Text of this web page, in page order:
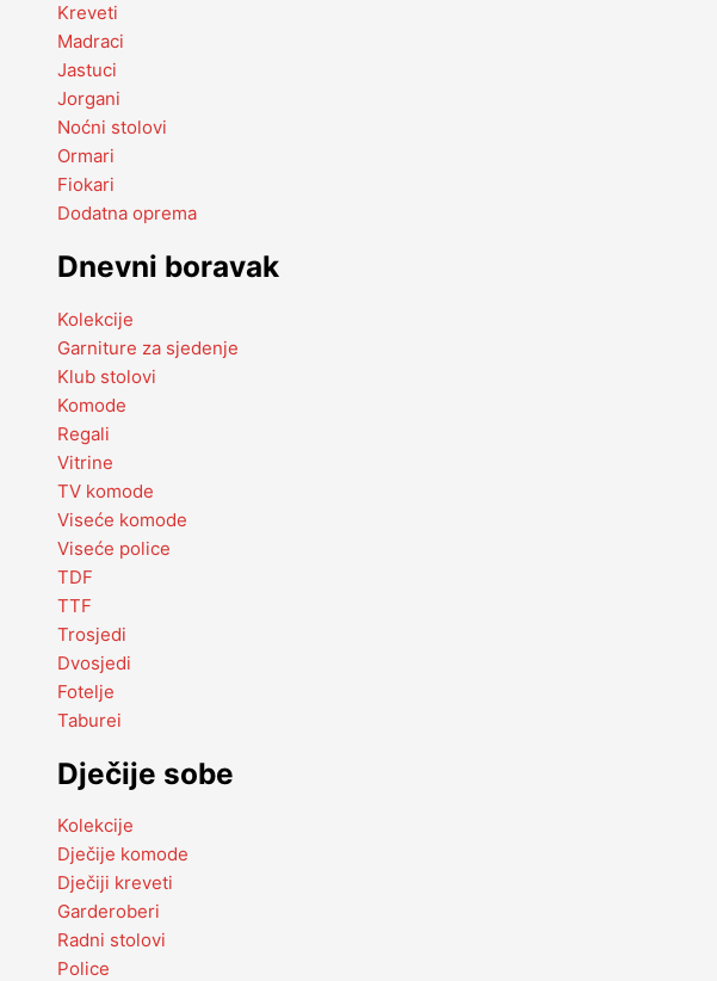
Kreveti
Madraci
Jastuci
Jorgani
Noćni stolovi
Ormari
Fiokari
Dodatna oprema
Dnevni boravak
Kolekcije
Garniture za sjedenje
Klub stolovi
Komode
Regali
Vitrine
TV komode
Viseće komode
Viseće police
TDF
TTF
Trosjedi
Dvosjedi
Fotelje
Taburei
Dječije sobe
Kolekcije
Dječije komode
Dječiji kreveti
Garderoberi
Radni stolovi
Police